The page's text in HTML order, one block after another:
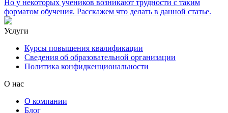
Но у некоторых учеников возникают трудности с таким
форматом обучения. Расскажем что делать в данной статье.
Услуги
Курсы повышения квалификации
Сведения об образовательной организации
Политика конфидкенциональности
О нас
О компании
Блог